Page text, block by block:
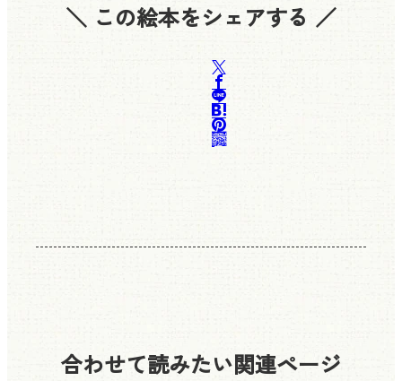
＼ この絵本をシェアする ／
合わせて読みたい関連ページ